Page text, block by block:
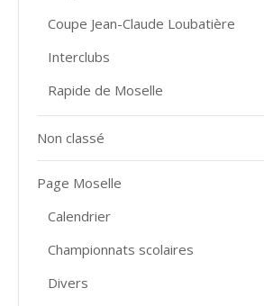
Coupe Jean-Claude Loubatière
Interclubs
Rapide de Moselle
Non classé
Page Moselle
Calendrier
Championnats scolaires
Divers